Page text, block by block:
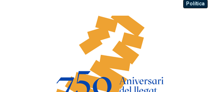
Política